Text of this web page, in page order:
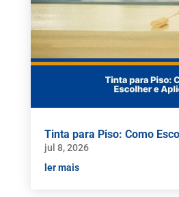
Tinta para Piso: Como
jul 8, 2026
ler mais